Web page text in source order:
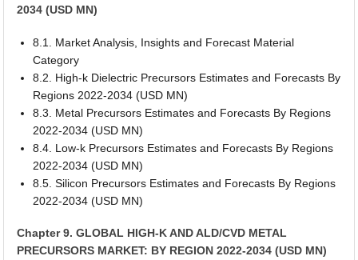
2034 (USD MN)
8.1. Market Analysis, Insights and Forecast Material
Category
8.2. High-k Dielectric Precursors Estimates and Forecasts By
Regions 2022-2034 (USD MN)
8.3. Metal Precursors Estimates and Forecasts By Regions
2022-2034 (USD MN)
8.4. Low-k Precursors Estimates and Forecasts By Regions
2022-2034 (USD MN)
8.5. Silicon Precursors Estimates and Forecasts By Regions
2022-2034 (USD MN)
Chapter 9. GLOBAL HIGH-K AND ALD/CVD METAL
PRECURSORS MARKET: BY REGION 2022-2034 (USD MN)